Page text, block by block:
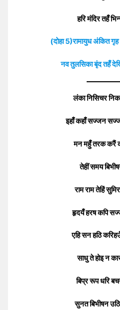
हरि मंदिर तहँ
(दोहा 5)रामायुध अंकित
नव तुलसिका बृंद तहँ
लंका निसिचर
इहाँ कहाँ सज्जन
मन महुँ तरक करैं
तेहीं समय
राम राम तेहिं
हृदयँ हरष कपि
एहि सन हठि
साधु ते होइ न
बिप्र रूप धरि
सुनत बिभीषन